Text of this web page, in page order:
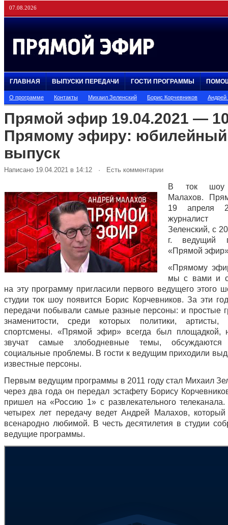
07.08.2026
ГЛАВНАЯ ВЫПУСКИ ПЕРЕДАЧИ ГОСТИ ПРОГРАММЫ
О программе Контакты Михаил Зеленский Борис Корчевников
Прямой эфир 19.04.2021 —
Прямому эфиру: юбилейный
выпуск
Написано 19.04.2021 в 14:12 · Есть комментарии
В ток шоу
Малахов.
19 апреля
Зеленский, с
г. ведущий
«Прямой
«Прямому
мы с вами и
на эту программу пригласили первого ведущего этого
студии ток шоу появится Борис Корчевников. За эти
передачи побывали самые разные персоны: и простые
знаменитости, среди которых политики, артисты,
спортсмены. «Прямой эфир» всегда был площадкой,
звучат самые злободневные темы, обсуждаются
социальные проблемы. В гости к ведущим приходили
известные персоны.
Первым ведущим программы в 2011 году стал Михаил
через два года он передал эстафету Борису
пришел на «Россию 1» с развлекательного
четырех лет передачу ведет Андрей Малахов,
всенародно любимой. В честь десятилетия в студии
ведущие программы.